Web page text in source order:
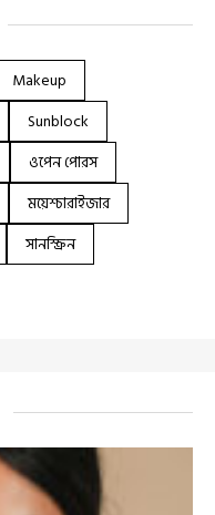
Makeup
Sunblock
ওপেন পোরস
ময়েশ্চারাইজার
সানস্ক্রিন